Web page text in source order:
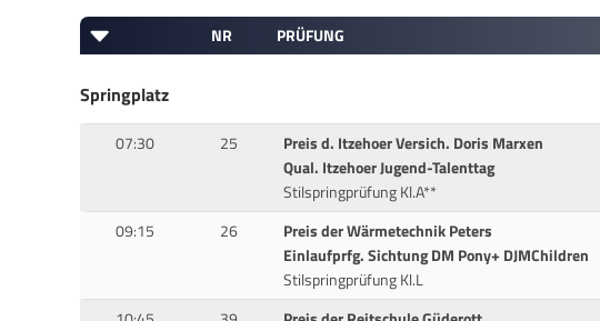
NR PRÜFUNG
Springplatz
07:30 25
Preis d. Itzehoer Versich. Doris Marxen
Qual. Itzehoer Jugend-Talenttag
Stilspringprüfung Kl.A**
09:15 26
Preis der Wärmetechnik Peters
Einlaufprfg. Sichtung DM Pony+ DJMChildren
Stilspringprüfung Kl.L